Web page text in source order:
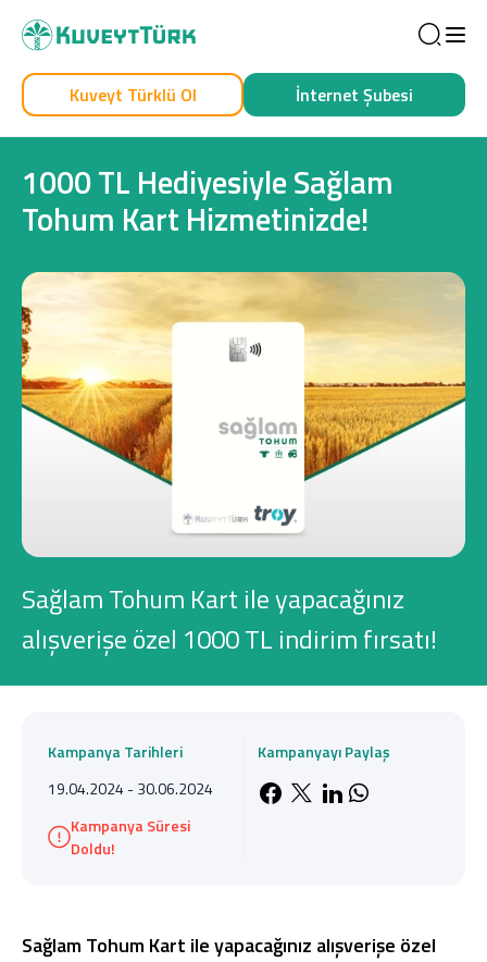
Kendim İçin İşim İçin
Sağlam Kart
Araç Finansmanı
Tarım Finansmanı
Leasing
Kuveyt Türklü Ol İnternet Şubesi
1000 TL Hediyesiyle Sağlam
Tohum Kart Hizmetinizde!
Sağlam Tohum Kart ile yapacağınız
alışverişe özel 1000 TL indirim fırsatı!
Kampanya Tarihleri
19.04.2024 - 30.06.2024
Kampanya Süresi
Doldu!
Kampanyayı Paylaş
Facebook'da
X'de paylaş
LinkedIn'de
Sağlam Tohum Kart ile yapacağınız alışverişe özel